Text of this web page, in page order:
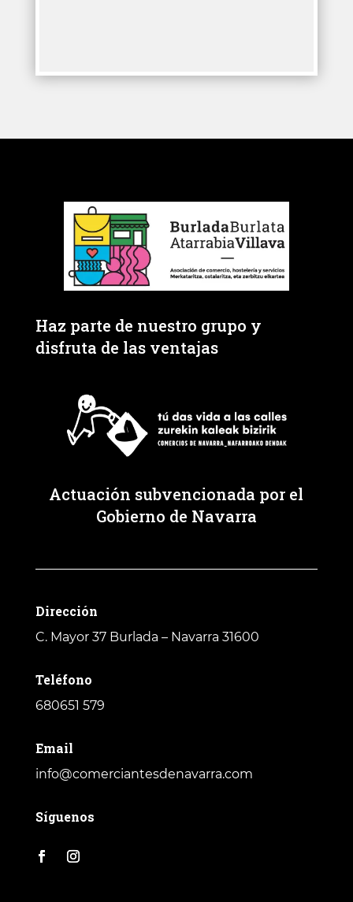
Haz parte de nuestro grupo y
disfruta de las ventajas
Actuación subvencionada por el
Gobierno de Navarra
Dirección
C. Mayor 37Burlada – Navarra 31600
Teléfono
680651 579
Email
info@comerciantesdenavarra.com
Síguenos